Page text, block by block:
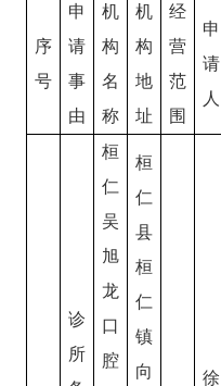
序
号
申
请
事
由
机
构
名
称
机
构
地
址
经
营
范
围
申
请
人
诊
所
桓
仁
吴
旭
龙
口
腔
桓
仁
县
桓
仁
镇
向
徐